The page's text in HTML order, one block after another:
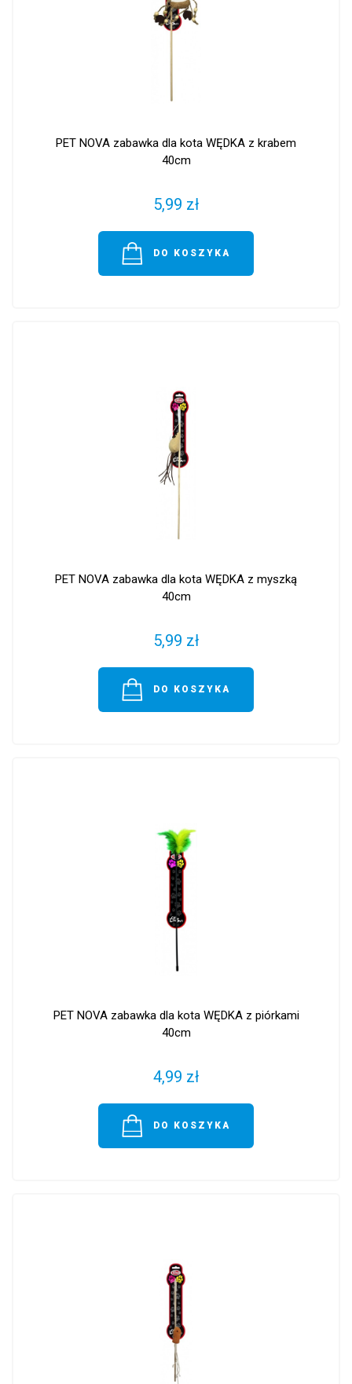
PET NOVA zabawka dla kota WĘDKA z krabem
40cm
5,99 zł
DO KOSZYKA
PET NOVA zabawka dla kota WĘDKA z myszką
40cm
5,99 zł
DO KOSZYKA
PET NOVA zabawka dla kota WĘDKA z piórkami
40cm
4,99 zł
DO KOSZYKA